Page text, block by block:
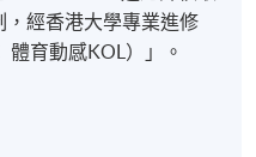
人認得你 、明白你、
經香港大學專業進修
體育動感KOL）」。